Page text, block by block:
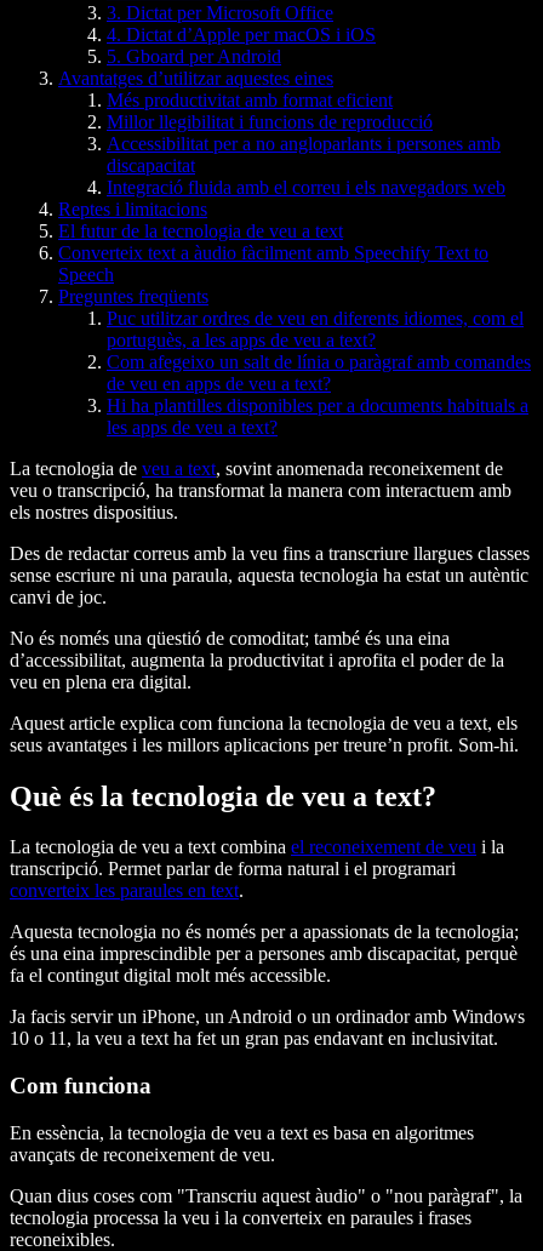
3. Dictat per Microsoft Office
4. Dictat d’Apple per macOS i iOS
5. Gboard per Android
Avantatges d’utilitzar aquestes eines
Més productivitat amb format eficient
Millor llegibilitat i funcions de reproducció
Accessibilitat per a no angloparlants i persones amb
discapacitat
Integració fluida amb el correu i els navegadors web
Reptes i limitacions
El futur de la tecnologia de veu a text
Converteix text a àudio fàcilment amb Speechify Text to
Speech
Preguntes freqüents
Puc utilitzar ordres de veu en diferents idiomes, com el
portuguès, a les apps de veu a text?
Com afegeixo un salt de línia o paràgraf amb comandes
de veu en apps de veu a text?
Hi ha plantilles disponibles per a documents habituals a
les apps de veu a text?
La tecnologia de veu a text, sovint anomenada reconeixement de
veu o transcripció, ha transformat la manera com interactuem amb
els nostres dispositius.
Des de redactar correus amb la veu fins a transcriure llargues classes
sense escriure ni una paraula, aquesta tecnologia ha estat un autèntic
canvi de joc.
No és només una qüestió de comoditat; també és una eina
d’accessibilitat, augmenta la productivitat i aprofita el poder de la
veu en plena era digital.
Aquest article explica com funciona la tecnologia de veu a text, els
seus avantatges i les millors aplicacions per treure’n profit. Som-hi.
Què és la tecnologia de veu a text?
La tecnologia de veu a text combina el reconeixement de veu i la
transcripció. Permet parlar de forma natural i el programari
converteix les paraules en text.
Aquesta tecnologia no és només per a apassionats de la tecnologia;
és una eina imprescindible per a persones amb discapacitat, perquè
fa el contingut digital molt més accessible.
Ja facis servir un iPhone, un Android o un ordinador amb Windows
10 o 11, la veu a text ha fet un gran pas endavant en inclusivitat.
Com funciona
En essència, la tecnologia de veu a text es basa en algoritmes
avançats de reconeixement de veu.
Quan dius coses com "Transcriu aquest àudio" o "nou paràgraf", la
tecnologia processa la veu i la converteix en paraules i frases
reconeixibles.